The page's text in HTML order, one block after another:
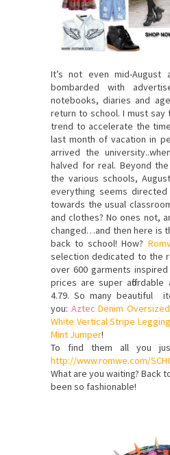
It’s not even mid-August
bombarded
with
notebooks, diaries and
return to school. I must say
trend to accelerate the time
last month of vacation in
arrived the university..
halved for real. Beyond the
the various schools,
everything seems
towards the usual
and clothes? No ones not,
changed…and then here is
back to school! How?
selection dedicated to the
over 600 garments inspired
prices are super affordable
4.79. So many beautiful
you: Aztec Denim Oversized
White Vertical Stripe
Mint Jumper!
To find them
all you
http://www.romwe.com/
What are you waiting? Back
been so fashionable!